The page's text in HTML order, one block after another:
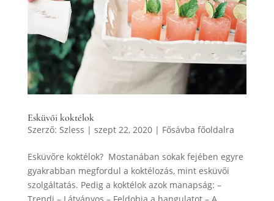
Esküvői koktélok
Szerző: Szless | szept 22, 2020| Fősávba főoldalra
Esküvőre koktélok? Mostanában sokak fejében egyre
gyakrabban megfordul a koktélozás, mint esküvői
szolgáltatás. Pedig a koktélok azok manapság: –